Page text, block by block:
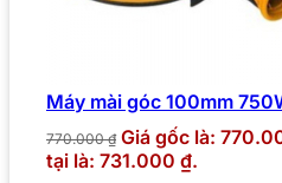
Máy mài góc 100mm
770.000₫ Giá gốc là:
tại là: 731.000 ₫.